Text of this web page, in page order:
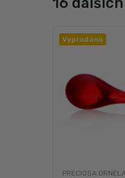
Vyprodáno
PRECIOSA ORNELA